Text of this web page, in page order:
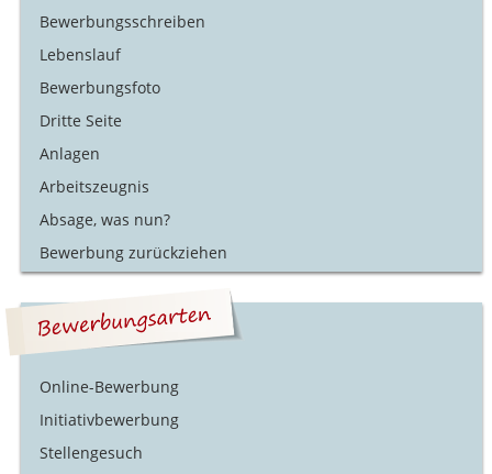
Bewerbungsschreiben
Lebenslauf
Bewerbungsfoto
Dritte Seite
Anlagen
Arbeitszeugnis
Absage, was nun?
Bewerbung zurückziehen
Online-Bewerbung
Initiativbewerbung
Stellengesuch